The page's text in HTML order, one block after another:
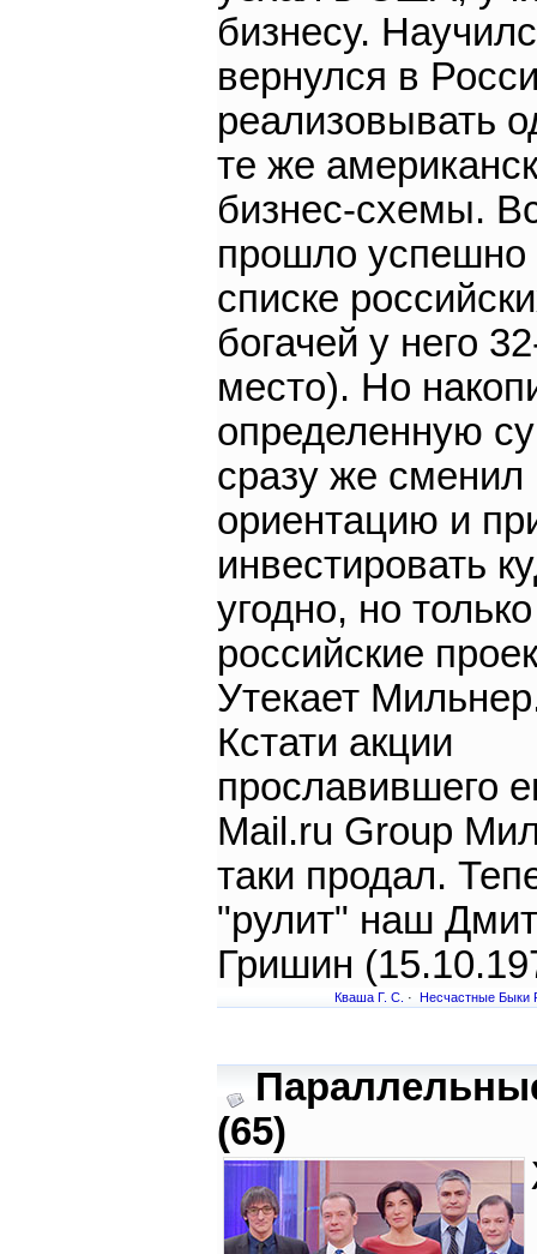
бизнесу.
вернулся в
реализовывать
те же
бизнес-схемы.
прошло успешно
списке
богачей у него
место). Но
определенную
сразу же сменил
ориентацию и
инвестировать
угодно, но
российские
Утекает
Кстати акции
прославившего
Mail.ru Group
таки продал.
"рулит" наш
Гришин
Кваша Г. С. · Несчастные Быки
(65)